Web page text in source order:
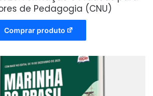
de Pedagogia (CNU)
Comprar produto